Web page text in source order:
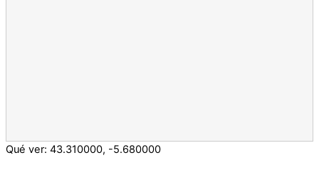
Qué ver: 43.310000, -5.680000